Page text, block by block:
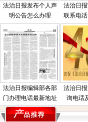
法治日报发布个人声
明公告怎么办理
法治日
联系电
法治日报编辑部各部
门办理电话最新地址
法治日
询电话